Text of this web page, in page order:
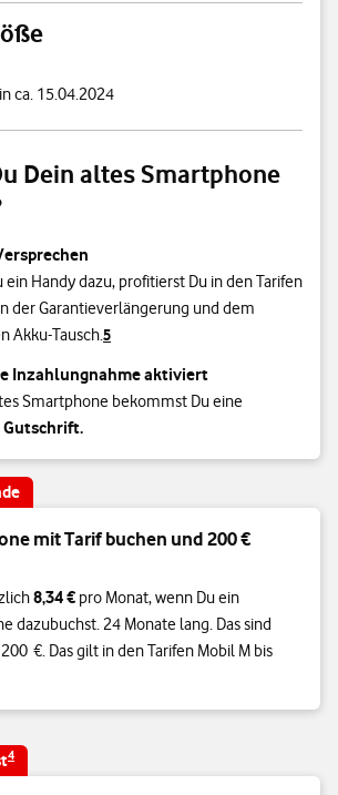
ca. 15.04.2024
Dein altes Smartphone
ein Handy dazu, profitierst Du in den Tarifen
der Garantieverlängerung und dem
Akku-Tausch.5
Inzahlungnahme aktiviert
Smartphone bekommst Du eine
mit Tarif buchen und 200 €
8,34 € pro Monat, wenn Du ein
dazubuchst. 24 Monate lang. Das sind
€. Das gilt in den Tarifen Mobil M bis
4